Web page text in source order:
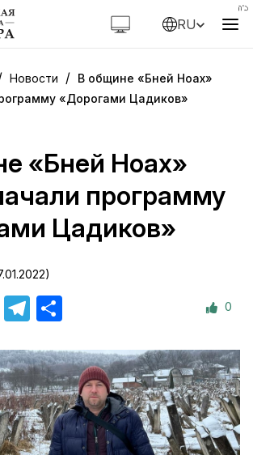
RU
Новости / В общине «Бней Ноах»
«Дорогами Цадиков»
«Бней Ноах»
программу
Цадиков»
Telegram 0